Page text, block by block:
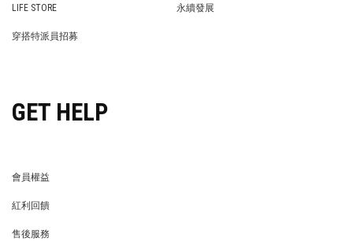
LIFE STORE
永續發展
穿搭特派員招募
GET HELP
會員權益
紅利回饋
售後服務